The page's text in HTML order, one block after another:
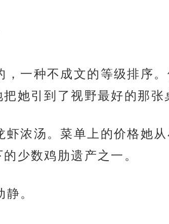
一种不成文的等级排序
她引到了视野最好的那张
浓汤。菜单上的价格她
少数鸡肋遗产之一。
。